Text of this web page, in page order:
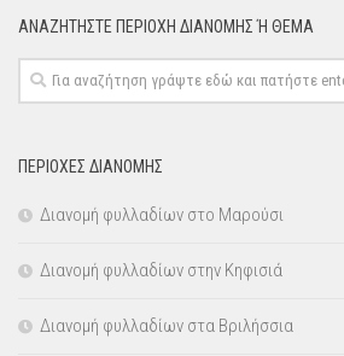
ΑΝΑΖΗΤΉΣΤΕ ΠΕΡΙΟΧΉ ΔΙΑΝΟΜΗΣ Ή ΘΕΜΑ
ΠΕΡΙΟΧΕΣ ΔΙΑΝΟΜΗΣ
Διανομή φυλλαδίων στο Μαρούσι
Διανομή φυλλαδίων στην Κηφισιά
Διανομή φυλλαδίων στα Βριλήσσια